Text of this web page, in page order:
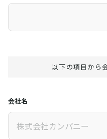
以下の項目から
会社名